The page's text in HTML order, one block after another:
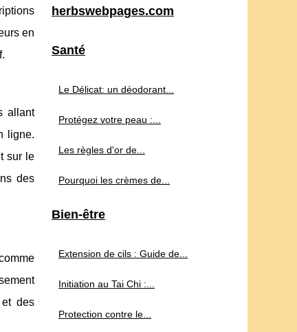
en
allant
ligne.
sur le
des
des
herbswebpages.com
Santé
Le Délicat: un déodorant...
Protégez votre peau :...
Les règles d'or de...
Pourquoi les crèmes de...
Bien-être
Extension de cils : Guide de...
Initiation au Tai Chi :...
Protection contre le...